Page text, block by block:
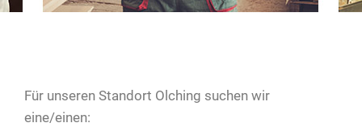
Für unseren Standort Olching suchen wir
eine/einen: